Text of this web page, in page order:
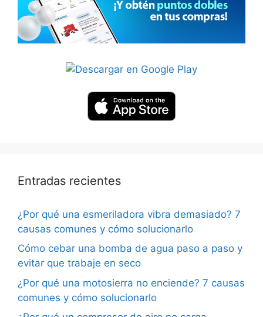
Entradas recientes
¿Por qué una esmeriladora vibra demasiado? 7
causas comunes y cómo solucionarlo
Cómo cebar una bomba de agua paso a paso y
evitar que trabaje en seco
¿Por qué una motosierra no enciende? 7 causas
comunes y cómo solucionarlo